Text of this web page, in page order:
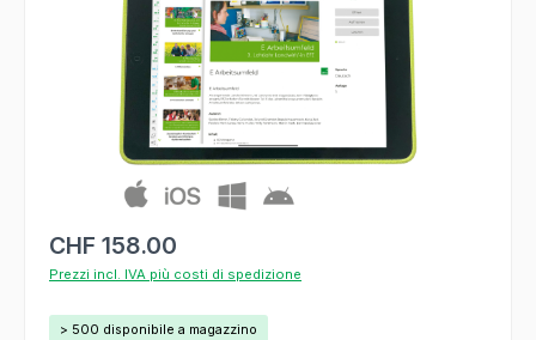
CHF 158.00
Prezzi incl. IVA più costi di spedizione
> 500 disponibile a magazzino